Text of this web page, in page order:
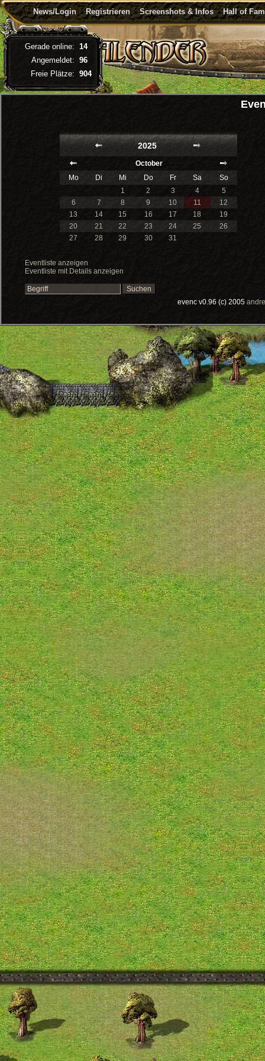
News/Login Registrieren Screenshots & Infos Hall of
2025
October
Mo
Di Mi Do Fr Sa
So
1
2 3 4
5
6
7 8 9 10 11
12
13
14 15 16 17 18
19
20
21 22 23 24 25
26
27
28 29 30 31
Eventliste anzeigen
Eventliste mit Details anzeigen
evenc v0.96 (c) 2005
Gerade online: 14
Angemeldet: 96
Freie Plätze: 904